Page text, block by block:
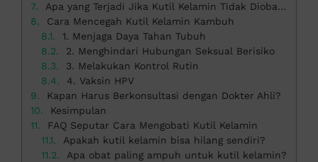
Apa yang Terjadi Jika Kutil Kelamin Tidak Diobati?
Cara Mencegah Kutil Kelamin Kambuh
1. Menjaga Daya Tahan Tubuh
2. Menghindari Hubungan Seksual Berisiko
3. Melakukan Kontrol Rutin
4. Vaksin HPV
Kapan Harus Berkonsultasi dengan Dokter Ahli?
Kesimpulan
FAQ Seputar Cara Mengobati Kutil Kelamin
Apakah kutil kelamin bisa hilang sendiri?
Apa obat paling ampuh untuk kutil kelamin?